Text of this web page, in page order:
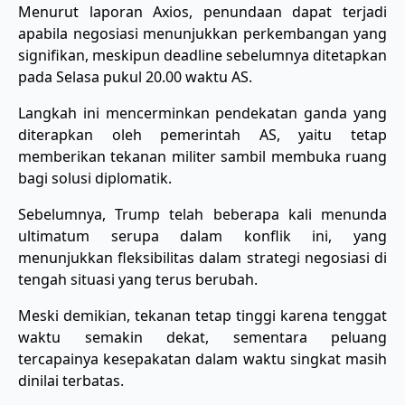
Menurut laporan Axios, penundaan dapat terjadi
apabila negosiasi menunjukkan perkembangan yang
signifikan, meskipun deadline sebelumnya ditetapkan
pada Selasa pukul 20.00 waktu AS.
Langkah ini mencerminkan pendekatan ganda yang
diterapkan oleh pemerintah AS, yaitu tetap
memberikan tekanan militer sambil membuka ruang
bagi solusi diplomatik.
Sebelumnya, Trump telah beberapa kali menunda
ultimatum serupa dalam konflik ini, yang
menunjukkan fleksibilitas dalam strategi negosiasi di
tengah situasi yang terus berubah.
Meski demikian, tekanan tetap tinggi karena tenggat
waktu semakin dekat, sementara peluang
tercapainya kesepakatan dalam waktu singkat masih
dinilai terbatas.